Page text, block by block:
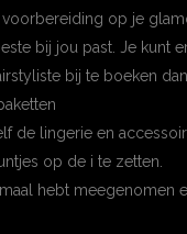
op je
bij jou past. Je kunt
bij te boeken
de lingerie en
op de i te zetten.
hebt meegenomen